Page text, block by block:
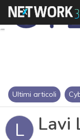
Ultimi articoli
L Lavi